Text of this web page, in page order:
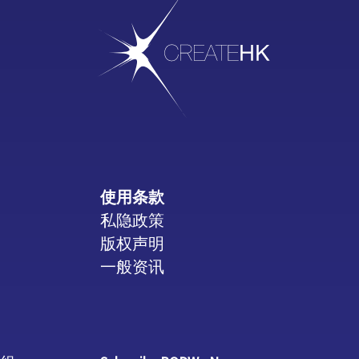
使用条款
私隐政策
版权声明
一般资讯